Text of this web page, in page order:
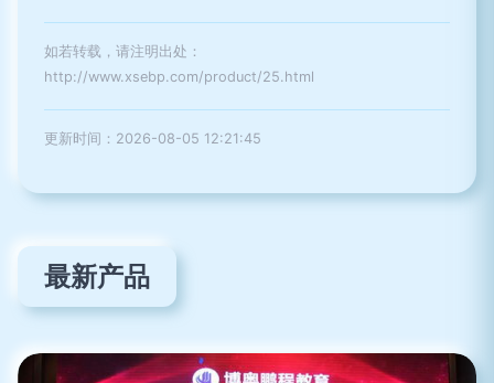
如若转载，请注明出处：
http://www.xsebp.com/product/25.html
更新时间：2026-08-05 12:21:45
最新产品